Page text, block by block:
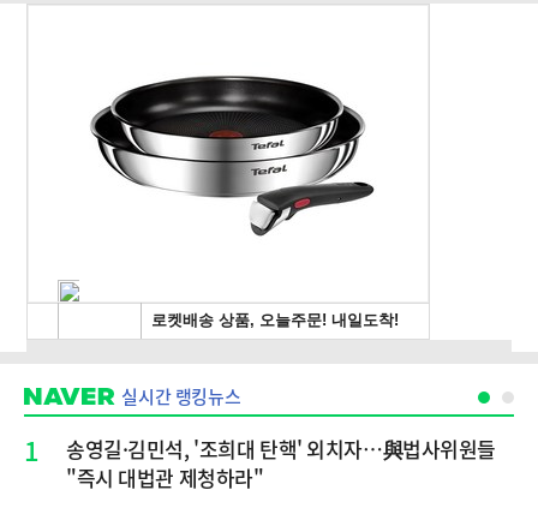
실시간 랭킹뉴스
1
송영길·김민석, '조희대 탄핵' 외치자…與법사위원들
"즉시 대법관 제청하라"